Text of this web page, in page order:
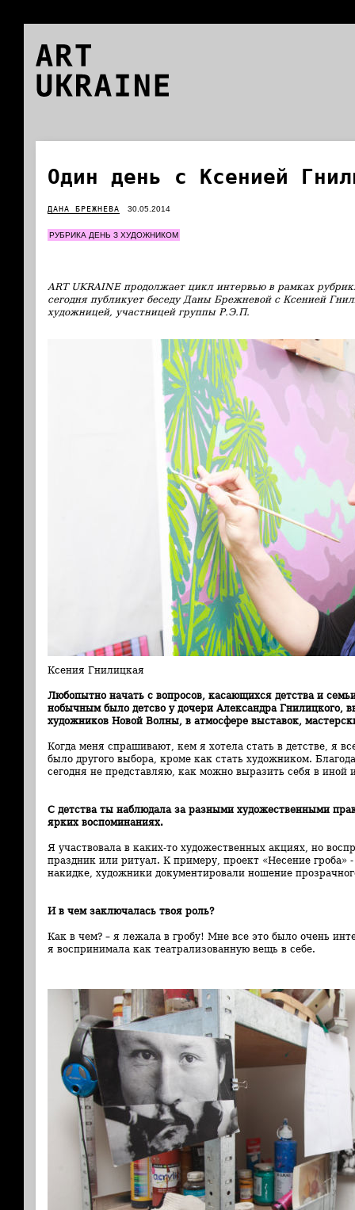
ART
UKRAINE
Один день с Ксенией
ДАНА БРЕЖНЕВА 30.05.2014
РУБРИКА ДЕНЬ З ХУДОЖНИКОМ
ART UKRAINE продолжает цикл интервью в рамках
сегодня публикует беседу Даны Брежневой с Ксенией
художницей, участницей группы Р.Э.П.
Ксения Гнилицкая
Любопытно начать с вопросов, касающихся детства и
нобычным было детсво у дочери Александра Гнилицкого,
художников Новой Волны, в атмосфере выставок,
Когда меня спрашивают, кем я хотела стать в детстве, я
было другого выбора, кроме как стать художником.
сегодня не представляю, как можно выразить себя в иной
С детства ты наблюдала за разными художественными
ярких воспоминаниях.
Я участвовала в каких-то художественных акциях, но
праздник или ритуал. К примеру, проект «Несение гроба»
накидке, художники документировали ношение
И в чем заключалась твоя роль?
Как в чем? – я лежала в гробу! Мне все это было очень
я воспринимала как театрализованную вещь в себе.